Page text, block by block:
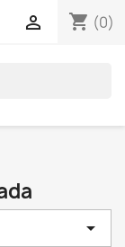
shopping_cart (0)

